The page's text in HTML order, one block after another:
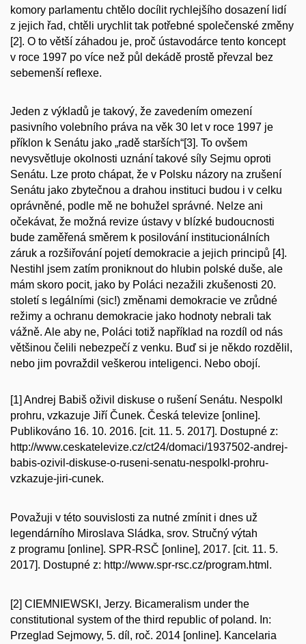
komory parlamentu chtělo docílit rychlejšího dosazení lidí
z jejich řad, chtěli urychlit tak potřebné společenské změny
[2]. O to větší záhadou je, proč ústavodárce tento koncept
v roce 1997 po více než půl dekádě prostě převzal bez
sebemenší reflexe.
Jeden z výkladů je takový, že zavedením omezení
pasivního volebního práva na věk 30 let v roce 1997 je
příklon k Senátu jako „radě starších“[3]. To ovšem
nevysvětluje okolnosti uznání takové síly Sejmu oproti
Senátu. Lze proto chápat, že v Polsku názory na zrušení
Senátu jako zbytečnou a drahou instituci budou i v celku
oprávněné, podle mě ne bohužel správné. Nelze ani
očekávat, že možná revize ústavy v blízké budoucnosti
bude zaměřená směrem k posilování institucionálních
záruk a rozšiřování pojetí demokracie a jejich principů [4].
Nestihl jsem zatím proniknout do hlubin polské duše, ale
mám skoro pocit, jako by Poláci nezažili zkušenosti 20.
století s legálními (sic!) změnami demokracie ve zrůdné
režimy a ochranu demokracie jako hodnoty nebrali tak
vážně. Ale aby ne, Poláci totiž například na rozdíl od nás
většinou čelili nebezpečí z venku. Buď si je někdo rozdělil,
nebo jim povraždil veškerou inteligenci. Nebo obojí.
[1] Andrej Babiš oživil diskuse o rušení Senátu. Nespolkl
prohru, vzkazuje Jiří Čunek. Česká televize [online].
Publikováno 16. 10. 2016. [cit. 11. 5. 2017]. Dostupné z:
http://www.ceskatelevize.cz/ct24/domaci/1937502-andrej-
babis-ozivil-diskuse-o-ruseni-senatu-nespolkl-prohru-
vzkazuje-jiri-cunek.
Považuji v této souvislosti za nutné zmínit i dnes už
legendárního Miroslava Sládka, srov. Stručný výtah
z programu [online]. SPR-RSČ [online], 2017. [cit. 11. 5.
2017]. Dostupné z: http://www.spr-rsc.cz/program.html.
[2] CIEMNIEWSKI, Jerzy. Bicameralism under the
constitutional system of the third republic of poland. In:
Przeglad Sejmowy, 5. díl, roč. 2014 [online]. Kancelaria